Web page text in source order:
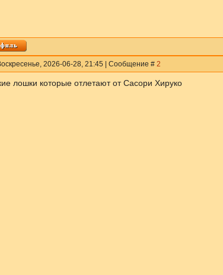
2026-06-28, 21:45 | Сообщение # 2
лошки которые отлетают от Сасори Хируко